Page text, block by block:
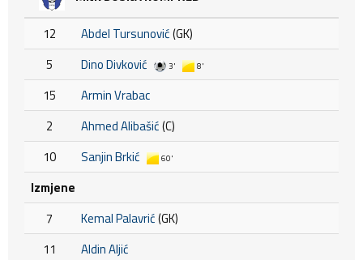
12 Abdel Tursunović(GK)
5
Dino Divković 3' 8'
15
Armin Vrabac
2
Ahmed Alibašić(C)
10
Sanjin Brkić 60'
Izmjene
7
Kemal Palavrić(GK)
11
Aldin Aljić